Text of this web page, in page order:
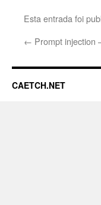
Esta entrada foi
← Prompt injection
CAETCH.NET